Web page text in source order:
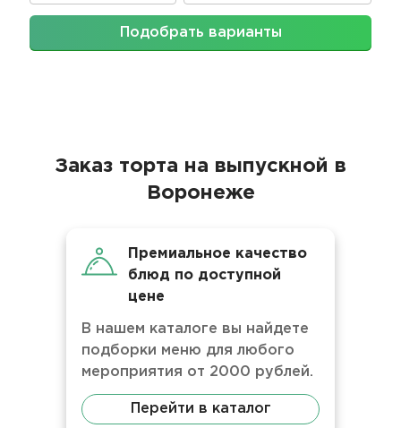
Подобрать варианты
Заказ торта на выпускной в
Воронеже
Премиальное качество
блюд по доступной
цене
В нашем каталоге вы найдете
подборки меню для любого
мероприятия от 2000 рублей.
Перейти в каталог